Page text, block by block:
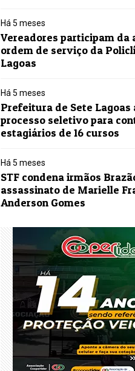
Há 5 meses
Vereadores participam da
ordem de serviço da
Lagoas
Há 5 meses
Prefeitura de Sete Lagoas
processo seletivo para
estagiários de 16 cursos
Há 5 meses
STF condena irmãos
assassinato de Marielle
Anderson Gomes